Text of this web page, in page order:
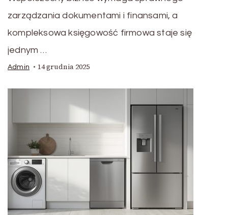
zarządzania dokumentami i finansami, a
kompleksowa księgowość firmowa staje się
jednym …
Admin 14 grudnia 2025